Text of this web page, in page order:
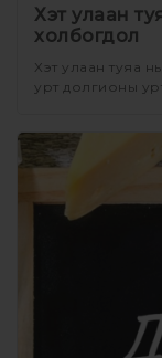
Хэт улаан
холбогдол
Хэт улаан туяа нь
урт долгионы